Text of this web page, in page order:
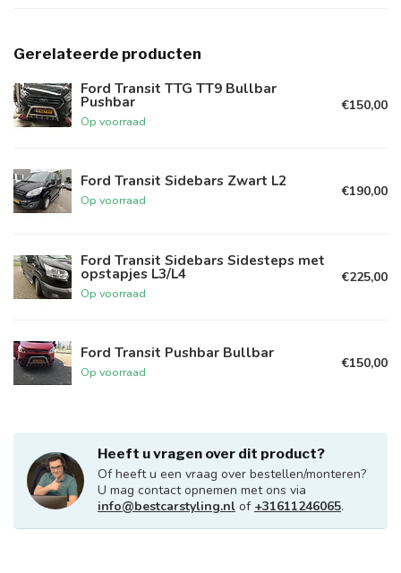
Gerelateerde producten
Ford Transit TTG TT9 Bullbar
Pushbar
Op voorraad
€150,00
Ford Transit Sidebars Zwart L2
Op voorraad
€190,00
Ford Transit Sidebars Sidesteps met
opstapjes L3/L4
Op voorraad
€225,00
Ford Transit Pushbar Bullbar
Op voorraad
€150,00
Heeft u vragen over dit product?
Of heeft u een vraag over bestellen/monteren?
U mag contact opnemen met ons via
info@bestcarstyling.nl of +31611246065.